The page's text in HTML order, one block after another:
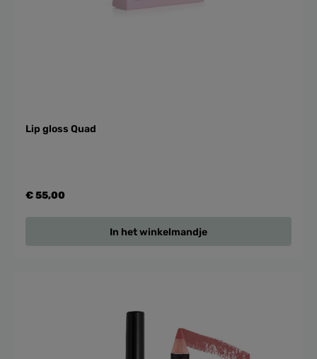
Lip gloss Quad
€ 55,00
In het winkelmandje